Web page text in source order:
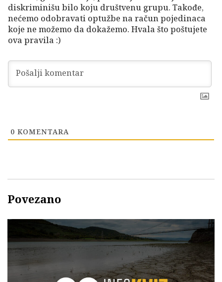
diskriminišu bilo koju društvenu grupu. Takođe,
nećemo odobravati optužbe na račun pojedinaca
koje ne možemo da dokažemo. Hvala što poštujete
ova pravila :)
0 KOMENTARA
Povezano